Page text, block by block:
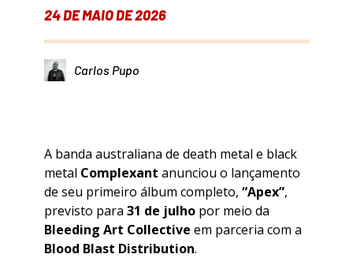
24 DE MAIO DE 2026
Carlos Pupo
A banda australiana de death metal e black
metal Complexant anunciou o lançamento
de seu primeiro álbum completo, “Apex”,
previsto para 31 de julho por meio da
Bleeding Art Collective em parceria com a
Blood Blast Distribution.